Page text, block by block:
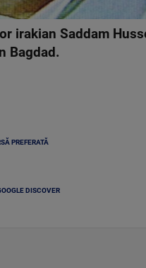
irakian Saddam
Bagdad.
PREFERATĂ
DISCOVER